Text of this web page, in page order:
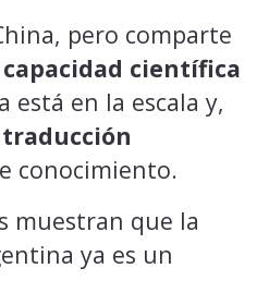
pero comparte
capacidad científica
está en la escala y,
traducción
conocimiento.
muestran que la
ya es un